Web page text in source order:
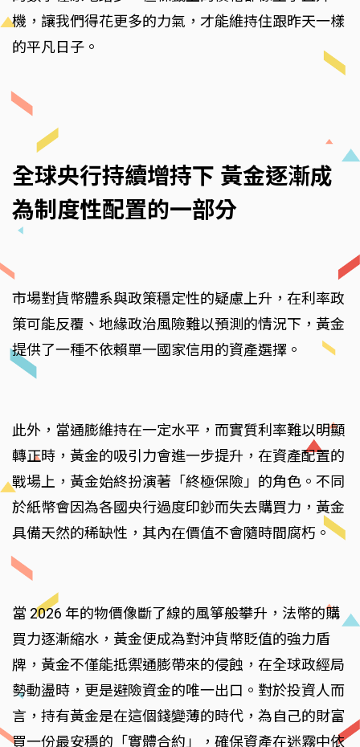
機，讓我們得花更多的力氣，才能維持住跟昨天一樣
的平凡日子。
全球央行持續增持下 黃金逐漸成
為制度性配置的一部分
市場對貨幣體系與政策穩定性的疑慮上升，在利率政
策可能反覆、地緣政治風險難以預測的情況下，黃金
提供了一種不依賴單一國家信用的資產選擇。
此外，當通膨維持在一定水平，而實質利率難以明顯
轉正時，黃金的吸引力會進一步提升，在資產配置的
戰場上，黃金始終扮演著「終極保險」的角色。不同
於紙幣會因為各國央行過度印鈔而失去購買力，黃金
具備天然的稀缺性，其內在價值不會隨時間腐朽。
當 2026 年的物價像斷了線的風箏般攀升，法幣的購
買力逐漸縮水，黃金便成為對沖貨幣貶值的強力盾
牌，黃金不僅能抵禦通膨帶來的侵蝕，在全球政經局
勢動盪時，更是避險資金的唯一出口。對於投資人而
言，持有黃金是在這個錢變薄的時代，為自己的財富
買一份最安穩的「實體合約」，確保資產在迷霧中依